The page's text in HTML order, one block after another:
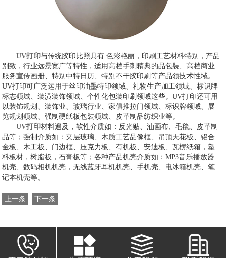
UV打印与传统胶印比照具有 色彩艳丽，印刷工艺材料特别，产品
别致，行业远景宽广等特性，适用高档手刺精典的品包裝、高档商业
服务宣传画册、特别中特日历、特别不干胶印刷等产品领技术性域。
UV打印可广泛运用于丝印油墨特印领域、礼物生产加工领域、标识牌
标志领域、装潢装饰领域、个性化包装印刷领域这些。UV打印还可用
以装饰规划、装饰业、玻璃行业、家俱推拉门领域、标识牌领域、展
览规划领域、强制硬纸板包裝领域、皮革制品纺织业等。
UV打印材料遍及，软性介质如：反光贴、油画布、毛毯、皮革制
品等；强制介质如：夹层玻璃、木质工艺品像框、吊顶天花板、铝合
金板、木工板、门边框、压克力板、有机板、安迪板、瓦楞纸箱，塑
料板材，树脂板，石膏板等；各种产品机壳介质如：MP3音乐播放器
机壳、数码相机机壳，无线蓝牙耳机机壳、手机壳、电冰箱机壳、笔
记本机壳等。
上一条 下一条